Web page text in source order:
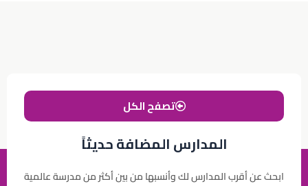
المدارس المضافة حديثاً
ابحث عن أقرب المدارس لك وأنسبها من بين أكثر من مدرسة عالمية
تصفح الكل